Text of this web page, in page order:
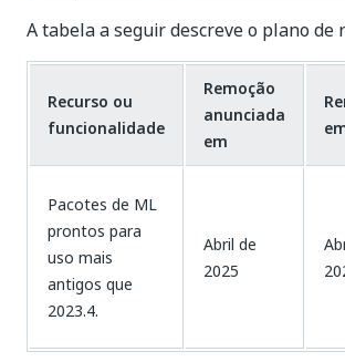
A tabela a seguir descreve o plano de
Recurso ou
funcionalidade
Remoção
anunciada
em
Pacotes de ML
prontos para
uso mais
antigos que
2023.4.
Abril de
2025